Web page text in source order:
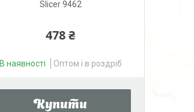
Slicer 9462
478 ₴
В наявності Оптом і в роздріб
Купити